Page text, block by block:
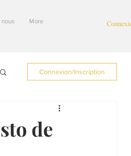
nous More
Connexion/Inscription
de